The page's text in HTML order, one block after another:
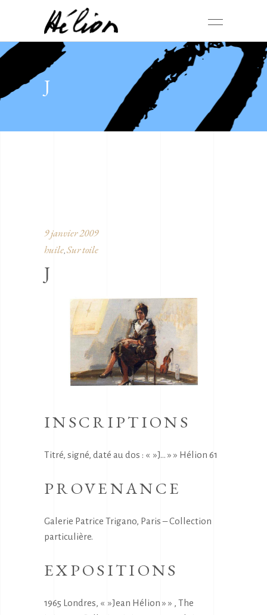
J
9 janvier 2009
huile, Sur toile
J
INSCRIPTIONS
Titré, signé, daté au dos : « »J… » » Hélion 61
PROVENANCE
Galerie Patrice Trigano, Paris – Collection
particulière.
EXPOSITIONS
1965 Londres, « »Jean Hélion » » , The